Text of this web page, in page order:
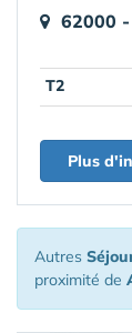
62000 -
T2
Plus
Autres
proximité de